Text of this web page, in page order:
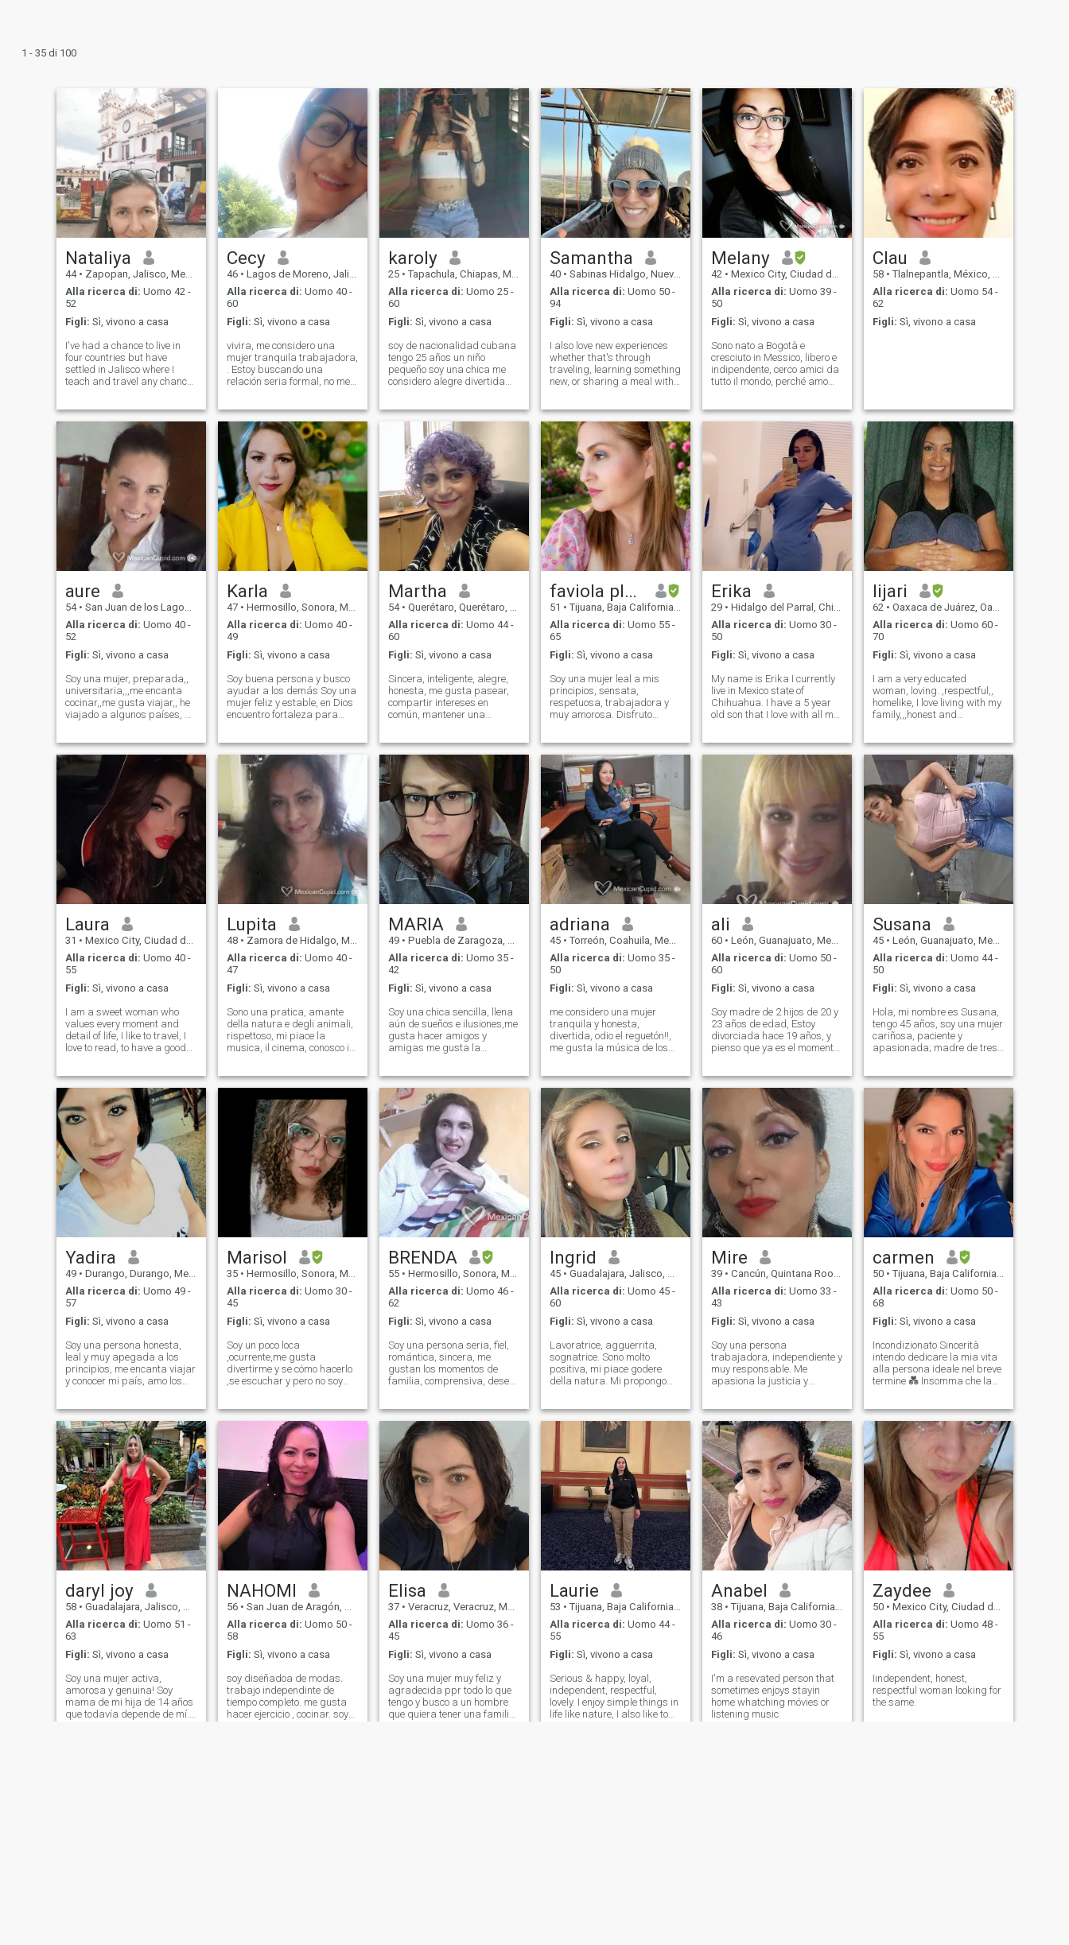
1 - 35 di 100
Nataliya
44 • Zapopan, Jalisco, Messico
Alla ricerca di: Uomo 42 -
52
Figli: Sì, vivono a casa
I've had a chance to live in
four countries but have
settled in Jalisco where I
teach and travel any chance I
hiking, and badminton.
Hardworking, dedicated,
sincere, and with goals in
life. A Christia
Cecy
46 • Lagos de Moreno, Jalisco, Messico
Alla ricerca di: Uomo 40 -
60
Figli: Sì, vivono a casa
vivira, me considero una
mujer tranquila trabajadora,
. Estoy buscando una
relación seria formal, no me
considero una mujer
inteligente, culta de clase me
gusta estar bien vivir bien,
busco
karoly
25 • Tapachula, Chiapas, Messico
Alla ricerca di: Uomo 25 -
60
Figli: Sì, vivono a casa
soy de nacionalidad cubana
tengo 25 años un niño
pequeño soy una chica me
considero alegre divertida
gusta entregarme por
completo un hombre que en
verdad me valore y llame a
mi hijo me gusta divertir
Samantha
40 • Sabinas Hidalgo, Nuevo León, Messico
Alla ricerca di: Uomo 50 -
94
Figli: Sì, vivono a casa
I also love new experiences
whether that's through
traveling, learning something
new, or sharing a meal with
growing as a person, both
mentally and emotionally. At
the same time, I love
moments of p
Melany
42 • Mexico City, Ciudad de México, Messico
Alla ricerca di: Uomo 39 -
50
Figli: Sì, vivono a casa
Sono nato a Bogotà e
cresciuto in Messico, libero e
indipendente, cerco amici da
tutto il mondo, perché amo
massimo! Vivo tra CDMX e
Bogota. Dato che tutti hanno
difetti e un passato, cerco di
vivere l'apprendimento ogni
giorno. Allegro, semplice,
onesto, autentico, affettuoso,
Naturale... posso graffiare
una sopracciglia senza
paura di cancellarla hahaha
Clau
58 • Tlalnepantla, México, Messico
Alla ricerca di: Uomo 54 -
62
Figli: Sì, vivono a casa
aure
54 • San Juan de los Lagos, Jalisco, Messico
Alla ricerca di: Uomo 40 -
52
Figli: Sì, vivono a casa
Soy una mujer, preparada,,
universitaria,,,me encanta
cocinar,,me gusta viajar,, he
viajado a algunos países, mi
q me los hagan,,, busco una
relación a largo plazo,,,un
compañero de vida
Karla
47 • Hermosillo, Sonora, Messico
Alla ricerca di: Uomo 40 -
49
Figli: Sì, vivono a casa
Soy buena persona y busco
ayudar a los demás Soy una
mujer feliz y estable, en Dios
encuentro fortaleza para
enfrentar los retos que se
vienen busco alguien con
quién compartir la vida y
comparti
Martha
54 • Querétaro, Querétaro, Messico
Alla ricerca di: Uomo 44 -
60
Figli: Sì, vivono a casa
Sincera, inteligente, alegre,
honesta, me gusta pasear,
compartir intereses en
común, mantener una
deportes como el squash,
raquetball y el ciclismo,
caminata, me gusta leer y la
música clásica, pop, ja
faviola plasencia niebla
51 • Tijuana, Baja California, Messico
Alla ricerca di: Uomo 55 -
65
Figli: Sì, vivono a casa
Soy una mujer leal a mis
principios, sensata,
respetuosa, trabajadora y
muy amorosa. Disfruto
comunicación y el respeto
mutuo. Me considero una
buena compañera de vida,
de esas personas que están
prese
Erika
29 • Hidalgo del Parral, Chihuahua, Messico
Alla ricerca di: Uomo 30 -
50
Figli: Sì, vivono a casa
My name is Erika I currently
live in Mexico state of
Chihuahua. I have a 5 year
old son that I love with all my
enjoy my job working with
kids and trying to make a
difference is my dream.
lijari
62 • Oaxaca de Juárez, Oaxaca, Messico
Alla ricerca di: Uomo 60 -
70
Figli: Sì, vivono a casa
I am a very educated
woman, loving. ,respectful,,
homelike, I love living with my
family,,,honest and
love,,,I enjoy every day to the
fullest,,,I love going for a
walk,,practicing a sport
,,enjoy t
Laura
31 • Mexico City, Ciudad de México, Messico
Alla ricerca di: Uomo 40 -
55
Figli: Sì, vivono a casa
I am a sweet woman who
values ​​every moment and
detail of life, I like to travel, I
love to read, to have a good
appreciate good taste and
style, I love fashion... I am a
fashion designer.
Lupita
48 • Zamora de Hidalgo, Michoacán, Messico
Alla ricerca di: Uomo 40 -
47
Figli: Sì, vivono a casa
Sono una pratica, amante
della natura e degli animali,
rispettoso, mi piace la
musica, il cinema, conosco i
sempre di fare del bene, ma
non mi sento gelosa a meno
che non abbia delle ragioni,
non mi piace discutere, mi
piace godermi le cose
MARIA
49 • Puebla de Zaragoza, Puebla, Messico
Alla ricerca di: Uomo 35 -
42
Figli: Sì, vivono a casa
Soy una chica sencilla, llena
aún de sueños e ilusiones,me
gusta hacer amigos y
amigas me gusta la
deporte voy al gym ,práctico
y juego softball, trabajo por
mi cuenta , soy mamá de
una princesa de 8 añitos
adriana
45 • Torreón, Coahuila, Messico
Alla ricerca di: Uomo 35 -
50
Figli: Sì, vivono a casa
me considero una mujer
tranquila y honesta,
divertida, odio el reguetón!!,
me gusta la música de los
verdad no soy de antros me
gusta mas ir algún bar
tranquilo. soy mami soltera
de 4 hombres,
ali
60 • León, Guanajuato, Messico
Alla ricerca di: Uomo 50 -
60
Figli: Sì, vivono a casa
Soy madre de 2 hijos de 20 y
23 años de edad, Estoy
divorciada hace 19 años, y
pienso que ya es el momento
hijos ya son mayores así que
es el momento para mi, ya no
quiero estar sola , no mas!!!
Susana
45 • León, Guanajuato, Messico
Alla ricerca di: Uomo 44 -
50
Figli: Sì, vivono a casa
Hola, mi nombre es Susana,
tengo 45 años, soy una mujer
cariñosa, paciente y
apasionada; madre de tres
19 y 18👦🏻. Han crecido en
un ambiente lleno de amor,
comunicación, respeto y
lealtad a l
Yadira
49 • Durango, Durango, Messico
Alla ricerca di: Uomo 49 -
57
Figli: Sì, vivono a casa
Soy una persona honesta,
leal y muy apegada a los
principios, me encanta viajar
y conocer mi país, amo los
compañero de vida, que
trabajemos en equipo, no me
interesa los hombres que
solo se interesan p
Marisol
35 • Hermosillo, Sonora, Messico
Alla ricerca di: Uomo 30 -
45
Figli: Sì, vivono a casa
Soy un poco loca
,ocurrente,me gusta
divertirme y se cómo hacerlo
,se escuchar y pero no soy
escuchar sino la verdad,
pero también soy súper
cariñosa y consentidora ,me
gusta cocinar y hacer postr
BRENDA
55 • Hermosillo, Sonora, Messico
Alla ricerca di: Uomo 46 -
62
Figli: Sì, vivono a casa
Soy una persona seria, fiel,
romántica, sincera, me
gustan los momentos de
familia, comprensiva, deseo
únicamente hombres con foto
y que deseen algo serio como
yo. Por favor yo deseo algo
serio, creo qu
Ingrid
45 • Guadalajara, Jalisco, Messico
Alla ricerca di: Uomo 45 -
60
Figli: Sì, vivono a casa
Lavoratrice, agguerrita,
sognatrice. Sono molto
positiva, mi piace godere
della natura. Mi propongo
come guadagnarsi da
vivere. Mi piace essere
sincera e parlare con la
verità. Mi piace il rispetto e
l'ascolto. Sono di poche
parole e di timida. I miei
valori così vai sono molto
antichi e passati di moda,
non sono di passatempo,
perché cerco solo un uomo
che mi prenda molto sul
serio.
Mire
39 • Cancún, Quintana Roo, Messico
Alla ricerca di: Uomo 33 -
43
Figli: Sì, vivono a casa
Soy una persona
trabajadora, independiente y
muy responsable. Me
apasiona la justicia y
amable, humanista y me
gusta ayudar en todo lo que
pueda. Soy amorosa y
consciente, con una mente
abierta
carmen
50 • Tijuana, Baja California, Messico
Alla ricerca di: Uomo 50 -
68
Figli: Sì, vivono a casa
Incondizionato Sincerità
intendo dedicare la mia vita
alla persona ideale nel breve
termine 💑 Insomma che la
Supporto reciproco per
crescere in modo economico e
anche come esseri umani,
come coppia in qualsiasi
situazione. Per piacere vivere
insieme in famiglia penso
che da lì arrivano le basi. non
mi piace perdere tempo,
perché è la cosa più preziosa
che abbiamo, le
conversazioni senza senso
non mi piacciono, Non sono
qui per l'occasione, né sono
latina per gente che vuole
solo uscire a Tijuana. Sono
una donna che lavora e una
casa che ama cucinare e
stare con la famiglia, e amo
anche godersi i tramonti con
un bicchiere di vino in un bel
posto
daryl joy
58 • Guadalajara, Jalisco, Messico
Alla ricerca di: Uomo 51 -
63
Figli: Sì, vivono a casa
Soy una mujer activa,
amorosa y genuina! Soy
mama de mi hija de 14 años
que todavía depende de mí.
NAHOMI
56 • San Juan de Aragón, Ciudad de México, Messico
Alla ricerca di: Uomo 50 -
58
Figli: Sì, vivono a casa
soy diseñadoa de modas.
trabajo independinte de
tiempo completo. me gusta
hacer ejercicio , cocinar. soy
Elisa
37 • Veracruz, Veracruz, Messico
Alla ricerca di: Uomo 36 -
45
Figli: Sì, vivono a casa
Soy una mujer muy feliz y
agradecida ppr todo lo que
tengo y busco a un hombre
que quiera tener una familia
Laurie
53 • Tijuana, Baja California, Messico
Alla ricerca di: Uomo 44 -
55
Figli: Sì, vivono a casa
Serious & happy, loyal,
independent, respectful,
lovely. I enjoy simple things in
life like nature, I also like to
Anabel
38 • Tijuana, Baja California, Messico
Alla ricerca di: Uomo 30 -
46
Figli: Sì, vivono a casa
I'm a resevated person that
sometimes enjoys stayin
home whatching móvies or
listening music
Zaydee
50 • Mexico City, Ciudad de México, Messico
Alla ricerca di: Uomo 48 -
55
Figli: Sì, vivono a casa
Iindependent, honest,
respectful woman looking for
the same.